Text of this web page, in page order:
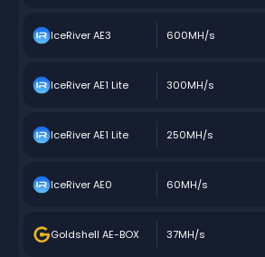
IceRiver AE3 600MH/s
IceRiver AE1 Lite 300MH/s
IceRiver AE1 Lite 250MH/s
IceRiver AE0 60MH/s
Goldshell AE-BOX 37MH/s